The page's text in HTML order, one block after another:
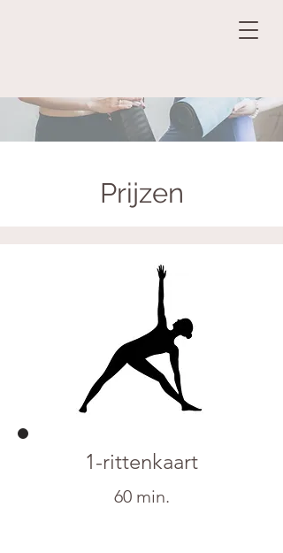
Prijzen
1-rittenkaart
60 min.